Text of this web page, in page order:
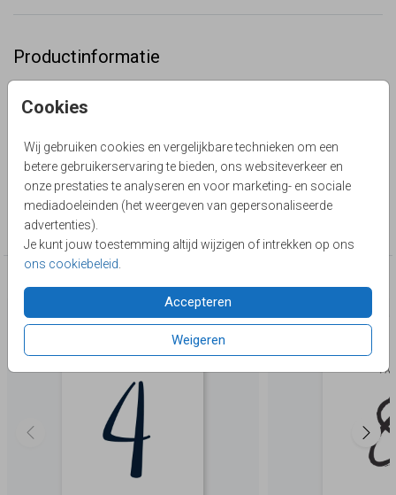
Cookies
Wij gebruiken cookies en vergelijkbare technieken om een
betere gebruikerservaring te bieden, ons websiteverkeer en
onze prestaties te analyseren en voor marketing- en sociale
mediadoeleinden (het weergeven van gepersonaliseerde
advertenties).
Je kunt jouw toestemming altijd wijzigen of intrekken op ons
ons cookiebeleid
Accepteren
Weigeren
Productinformatie
Passende tafelnummer kaart trouwen Sunset Flowers
maken.
Lievez
Collectie
Tafelkaarten
Deze producten zijn wellicht ook iets voor je